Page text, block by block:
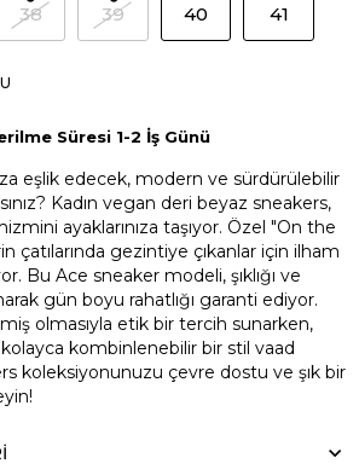
38 39 40 41
Süresi 1-2 İş Günü
eşlik edecek, modern ve sürdürülebilir
Kadın vegan deri beyaz sneakers,
ayaklarınıza taşıyor. Özel "On the
çatılarında gezintiye çıkanlar için ilham
Bu Ace sneaker modeli, şıklığı ve
gün boyu rahatlığı garanti ediyor.
olmasıyla etik bir tercih sunarken,
kombinlenebilir bir stil vaad
koleksiyonunuzu çevre dostu ve şık bir